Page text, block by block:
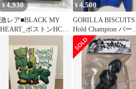
¥4,930
激レア■BLACK MY
HEART_ボストンHC_
中古
¥4,500
GORILLA BISCUITS
Hold Champion パーカ
ー S